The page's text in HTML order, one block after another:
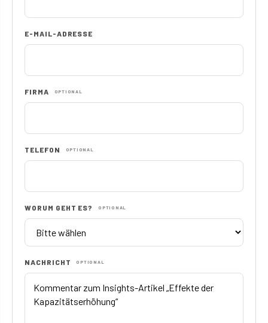
E-MAIL-ADRESSE
FIRMA OPTIONAL
TELEFON OPTIONAL
WORUM GEHT ES? OPTIONAL
NACHRICHT OPTIONAL